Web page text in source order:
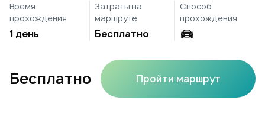
Время
прохождения
1 день
Затраты на
маршруте
Бесплатно
Способ
прохождения
Бесплатно Пройти маршрут